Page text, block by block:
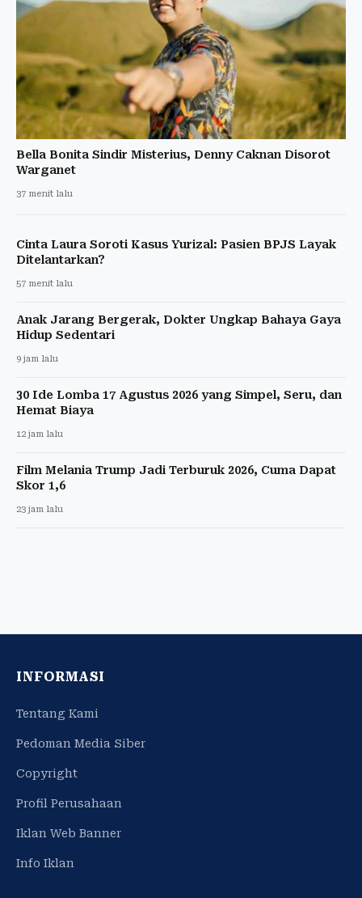
Bella Bonita Sindir Misterius, Denny Caknan Disorot
Warganet
37 menit lalu
Cinta Laura Soroti Kasus Yurizal: Pasien BPJS Layak
Ditelantarkan?
57 menit lalu
Anak Jarang Bergerak, Dokter Ungkap Bahaya Gaya
Hidup Sedentari
9 jam lalu
30 Ide Lomba 17 Agustus 2026 yang Simpel, Seru, dan
Hemat Biaya
12 jam lalu
Film Melania Trump Jadi Terburuk 2026, Cuma Dapat
Skor 1,6
23 jam lalu
INFORMASI
Tentang Kami
Pedoman Media Siber
Copyright
Profil Perusahaan
Iklan Web Banner
Info Iklan